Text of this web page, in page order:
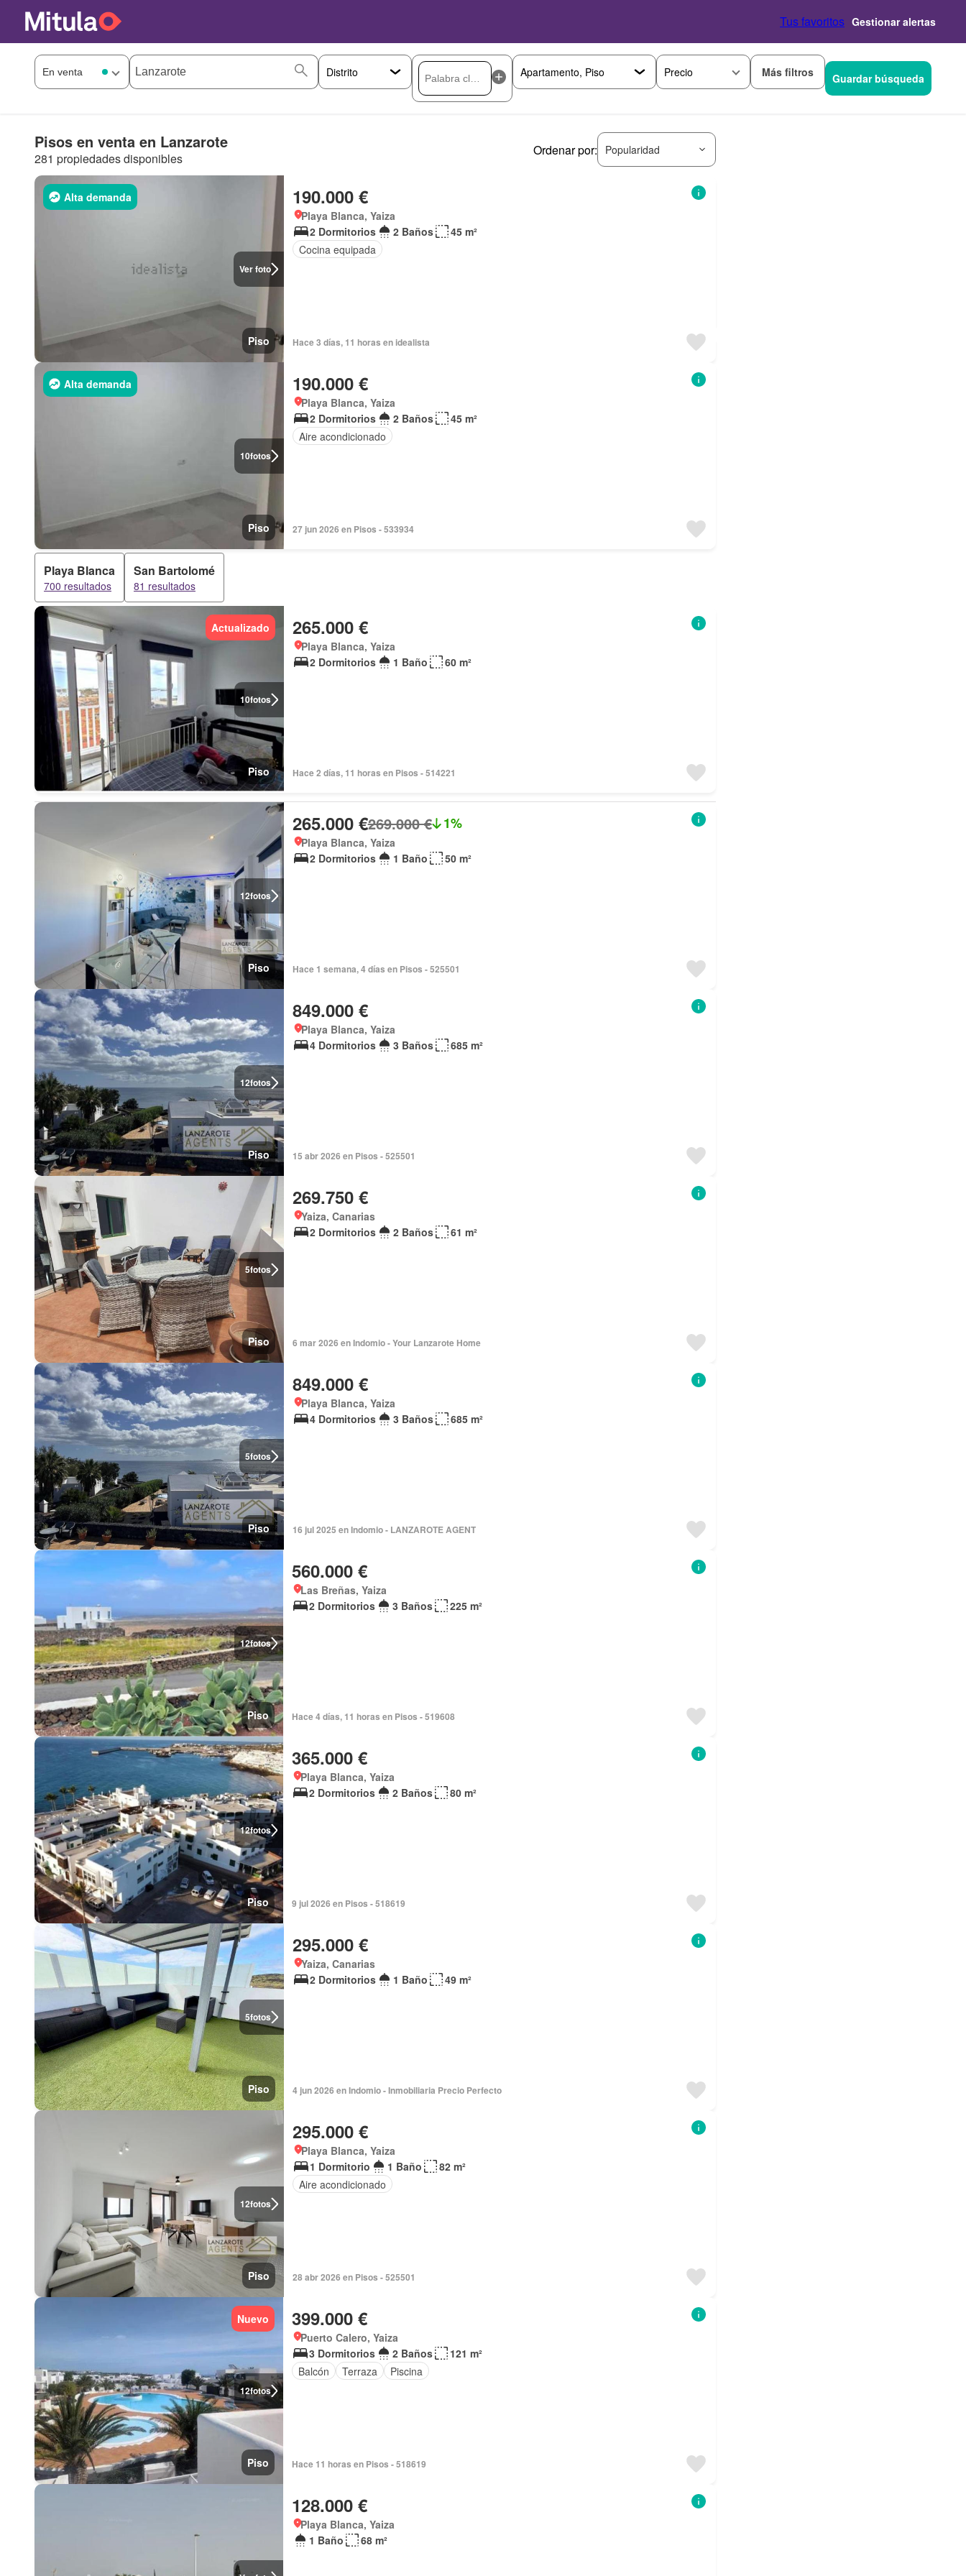
Tus favoritos Gestionar alertas
Precio Más filtros Guardar búsqueda
Pisos en venta en Lanzarote
281 propiedades disponibles
Ordenar por: Popularidad
Ver foto
Alta demanda
Piso
190.000 €
Playa Blanca, Yaiza
2 Dormitorios
2 Baños
45 m²
Cocina equipada
Hace 3 días, 11 horas en idealista
10fotos
Alta demanda
Piso
190.000 €
Playa Blanca, Yaiza
2 Dormitorios
2 Baños
45 m²
Aire acondicionado
27 jun 2026 en Pisos - 533934
Playa Blanca
700 resultados
San Bartolomé
81 resultados
10fotos
Actualizado
Piso
265.000 €
Playa Blanca, Yaiza
2 Dormitorios
1 Baño 60 m²
Hace 2 días, 11 horas en Pisos - 514221
12fotos
Piso
265.000 €269.000 € 1%
Playa Blanca, Yaiza
2 Dormitorios
1 Baño 50 m²
Hace 1 semana, 4 días en Pisos - 525501
12fotos
Piso
849.000 €
Playa Blanca, Yaiza
4 Dormitorios
3 Baños 685 m²
15 abr 2026 en Pisos - 525501
5fotos
Piso
269.750 €
Yaiza, Canarias
2 Dormitorios
2 Baños 61 m²
6 mar 2026 en Indomio - Your Lanzarote Home
5fotos
Piso
849.000 €
Playa Blanca, Yaiza
4 Dormitorios
3 Baños 685 m²
16 jul 2025 en Indomio - LANZAROTE AGENT
12fotos
Piso
560.000 €
Las Breñas, Yaiza
2 Dormitorios
3 Baños 225 m²
Hace 4 días, 11 horas en Pisos - 519608
12fotos
Piso
365.000 €
Playa Blanca, Yaiza
2 Dormitorios
2 Baños 80 m²
9 jul 2026 en Pisos - 518619
5fotos
Piso
295.000 €
Yaiza, Canarias
2 Dormitorios
1 Baño 49 m²
4 jun 2026 en Indomio - Inmobiliaria Precio Perfecto
12fotos
Piso
295.000 €
Playa Blanca, Yaiza
1 Dormitorio
1 Baño
82 m²
Aire acondicionado
28 abr 2026 en Pisos - 525501
12fotos
Nuevo
Piso
399.000 €
Puerto Calero, Yaiza
3 Dormitorios
2 Baños
121 m²
Balcón
Terraza Piscina
Hace 11 horas en Pisos - 518619
128.000 €
Playa Blanca, Yaiza
1 Baño
68 m²